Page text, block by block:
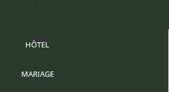
HÔTEL
MARIAGE